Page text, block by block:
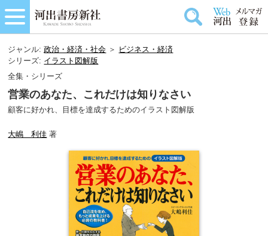
ジャンル:政治・経済・社会 ＞ ビジネス・経済
シリーズ: イラスト図解版
全集・シリーズ
営業のあなた、これだけは知りなさい
顧客に好かれ、目標を達成するためのイラスト図解版
大嶋 利佳 著